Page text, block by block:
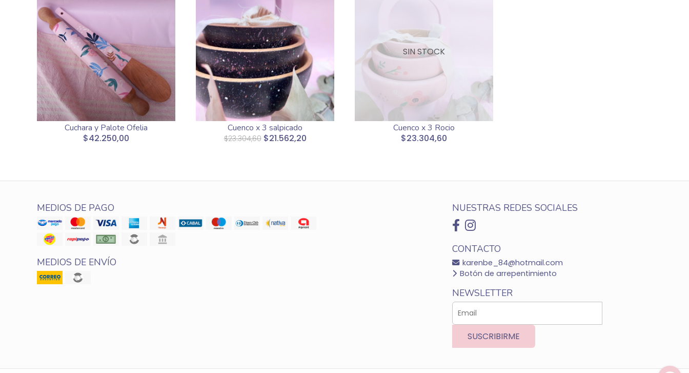
Cuchara y Palote Ofelia
$42.250,00
Cuenco x 3 salpicado
$23.304,60$21.562,20
SIN STOCK
Cuenco x 3 Rocio
$23.304,60
MEDIOS DE PAGO
MEDIOS DE ENVÍO
NUESTRAS REDES SOCIALES
CONTACTO
karenbe_84@hotmail.com
Botón de arrepentimiento
NEWSLETTER
SUSCRIBIRME